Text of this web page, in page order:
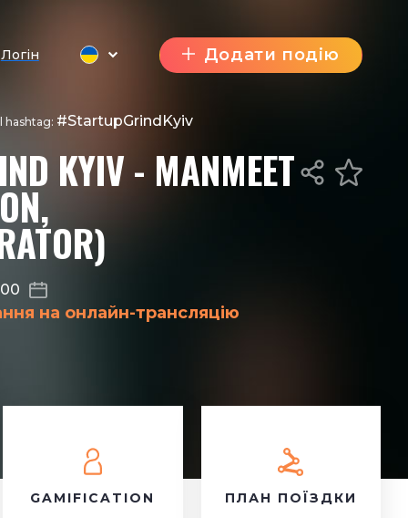
Логін Додати подію
hashtag: #StartupGrindKyiv
KYIV - MANMEET
на онлайн-трансляцію
GAMIFICATION ПЛАН ПОЇЗДКИ